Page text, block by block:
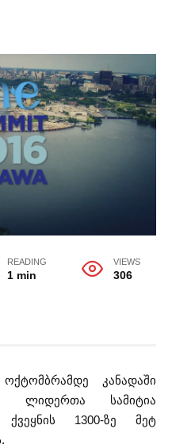
READING
1 min
VIEWS
306
კანადაში
ლიდერთა სამიტია
1300-ზე მეტ